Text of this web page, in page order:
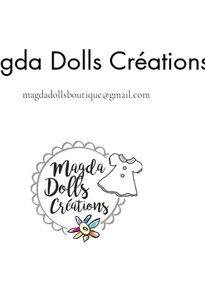
Dolls
magdadollsboutique@gmail.com